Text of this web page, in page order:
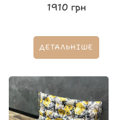
1910 грн
ДЕТАЛЬНІШЕ